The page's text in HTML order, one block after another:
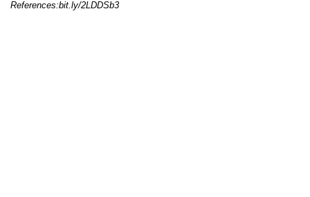
References:bit.ly/2LDDSb3